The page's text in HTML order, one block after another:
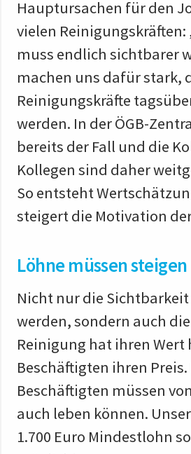
Hauptursachen für den
vielen Reinigungskräften:
muss endlich sichtbarer
machen uns dafür stark,
Reinigungskräfte
werden. In der ÖGB-
bereits der Fall und die
Kollegen sind daher
So entsteht
steigert die Motivation
Löhne müssen steigen
Nicht nur die
werden, sondern auch
Reinigung hat ihren Wert
Beschäftigten ihren Preis.
Beschäftigten müssen
auch leben können.
1.700 Euro Mindestlohn